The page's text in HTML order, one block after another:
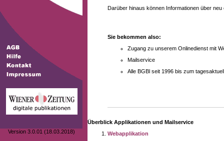
Version 3.0.01 (18.03.2018)
Darüber hinaus können Informationen über
Sie bekommen also:
Zugang zu unserem Onlinedienst mit
Mailservice
Alle BGBl seit 1996 bis zum
Überblick Applikationen und Mailservice
Webapplikation